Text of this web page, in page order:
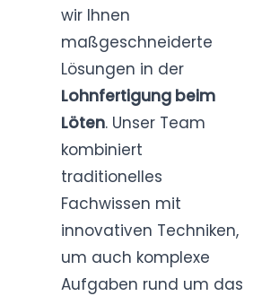
wir Ihnen
maßgeschneiderte
Lösungen in der
Lohnfertigung beim
Löten. Unser Team
kombiniert
traditionelles
Fachwissen mit
innovativen Techniken,
um auch komplexe
Aufgaben rund um das